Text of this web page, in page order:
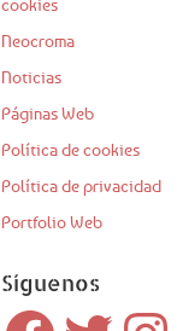
cookies
Neocroma
Noticias
Páginas Web
Política de cookies
Política de privacidad
Portfolio Web
Síguenos
Facebook Twitter Instagram